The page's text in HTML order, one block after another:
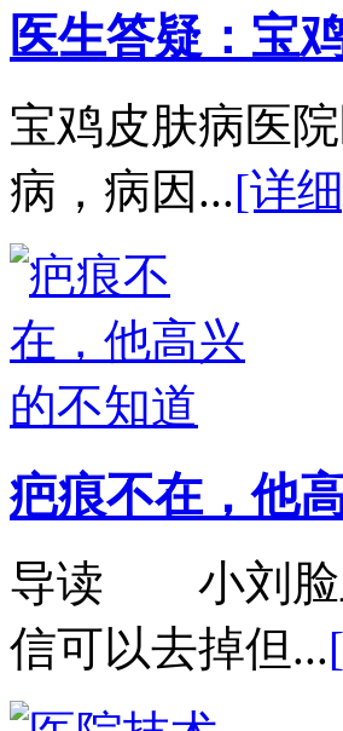
医生答疑：宝
宝鸡皮肤病医
病，病因...[详
疤痕不在，他
导读 小刘脸
信可以去掉但...